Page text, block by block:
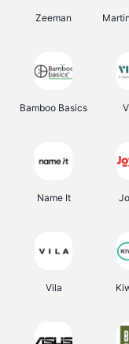
Zeeman
Bamboo Basics
Name It
Vila